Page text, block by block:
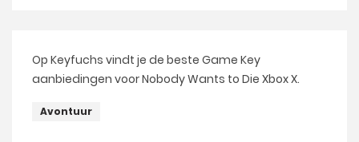
Op Keyfuchs vindt je de beste Game Key
aanbiedingen voor Nobody Wants to Die Xbox X.
Avontuur